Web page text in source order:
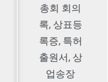
총회 회의
록, 상표등
록증, 특허
출원서, 상
업송장